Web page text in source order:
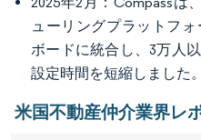
ューリングプラットフ
ボードに統合し、3万人
設定時間を短縮しました。
米国不動産仲介業界レ